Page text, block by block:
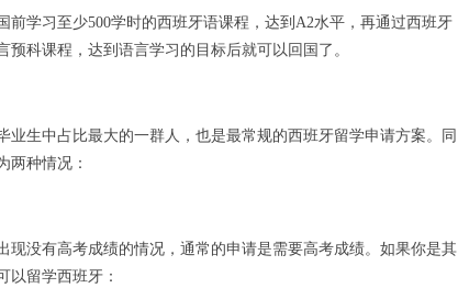
学习至少500学时的西班牙语课程，达到A2水平，再通过西班牙
科课程，达到语言学习的目标后就可以回国了。
生中占比最大的一群人，也是最常规的西班牙留学申请方案。同
两种情况：
没有高考成绩的情况，通常的申请是需要高考成绩。如果你是其
以留学西班牙：